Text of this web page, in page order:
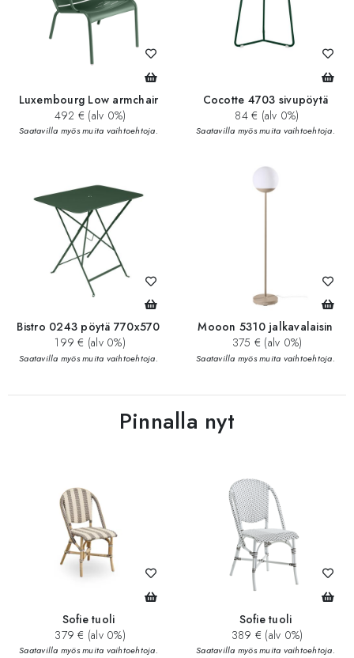
Luxembourg Low armchair
492 € (alv 0%)
Saatavilla myös muita vaihtoehtoja.
Cocotte 4703 sivupöytä
84 € (alv 0%)
Saatavilla myös muita vaihtoehtoja.
Bistro 0243 pöytä 770x570
199 € (alv 0%)
Saatavilla myös muita vaihtoehtoja.
Mooon 5310 jalkavalaisin
375 € (alv 0%)
Saatavilla myös muita vaihtoehtoja.
Pinnalla nyt
Sofie tuoli
379 € (alv 0%)
Saatavilla myös muita vaihtoehtoja.
Sofie tuoli
389 € (alv 0%)
Saatavilla myös muita vaihtoehtoja.